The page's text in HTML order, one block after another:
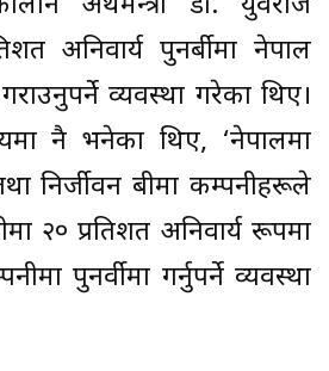
अनिवार्य पुनर्बीमा नेपाल
व्यवस्था गरेका थिए।
नै भनेका थिए, ‘नेपालमा
निर्जीवन बीमा कम्पनीहरूले
२० प्रतिशत अनिवार्य रूपमा
पुनर्वीमा गर्नुपर्ने व्यवस्था